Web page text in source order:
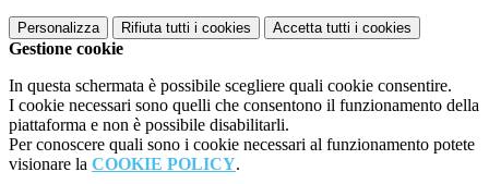
Personalizza Rifiuta tutti i cookies Accetta tutti i cookies
Gestione cookie
In questa schermata è possibile scegliere quali cookie consentire.
I cookie necessari sono quelli che consentono il funzionamento della
piattaforma e non è possibile disabilitarli.
Per conoscere quali sono i cookie necessari al funzionamento potete
visionare la COOKIE POLICY.